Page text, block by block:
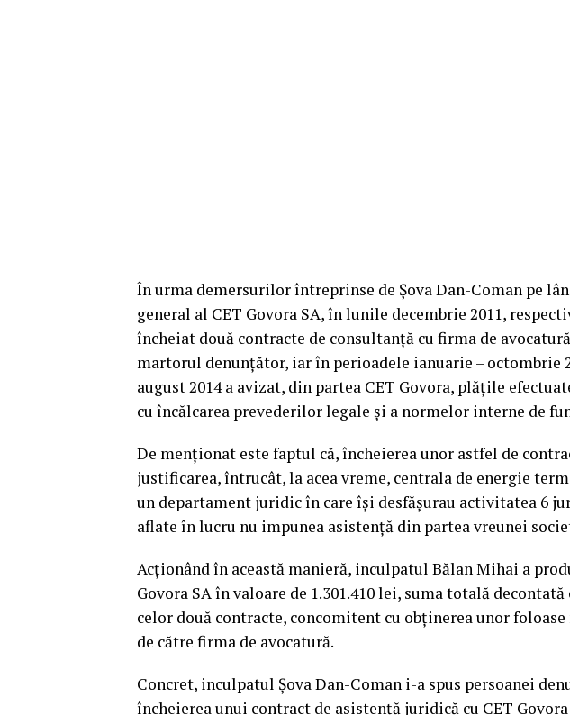
În urma demersurilor întreprinse de Șova Dan-Coman pe
general al CET Govora SA, în lunile decembrie 2011,
încheiat două contracte de consultanță cu firma de
martorul denunțător, iar în perioadele ianuarie – octombrie
august 2014 a avizat, din partea CET Govora, plăţile
cu încălcarea prevederilor legale și a normelor interne de
De menționat este faptul că, încheierea unor astfel de
justificarea, întrucât, la acea vreme, centrala de energie
un departament juridic în care își desfășurau activitatea 6
aflate în lucru nu impunea asistenţă din partea vreunei
Acționând în această manieră, inculpatul Bălan Mihai a
Govora SA în valoare de 1.301.410 lei, suma totală
celor două contracte, concomitent cu obținerea unor
de către firma de avocatură.
Concret, inculpatul Șova Dan-Coman i-a spus persoanei
încheierea unui contract de asistență juridică cu CET